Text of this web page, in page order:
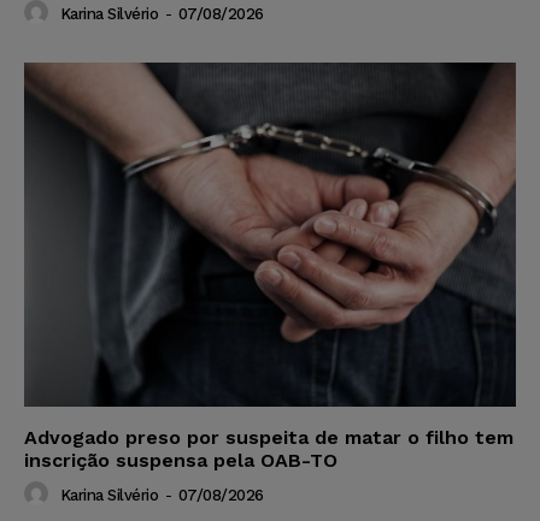
Karina Silvério - 07/08/2026
Advogado preso por suspeita de matar o filho tem
inscrição suspensa pela OAB-TO
Karina Silvério - 07/08/2026